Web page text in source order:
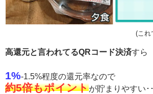
(これ
高還元と言われてるQRコード決済すら
1%-1.5%程度の還元率なので
約5倍もポイントが貯まりやすい･･